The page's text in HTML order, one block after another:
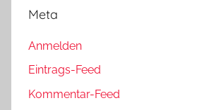
Meta
Anmelden
Eintrags-Feed
Kommentar-Feed